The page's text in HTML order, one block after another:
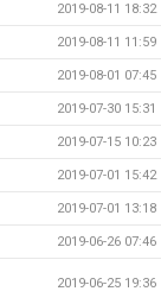
2019-08-11 18:32
2019-08-11 11:59
2019-08-01 07:45
2019-07-30 15:31
2019-07-15 10:23
2019-07-01 15:42
2019-07-01 13:18
2019-06-26 07:46
2019-06-25 19:36